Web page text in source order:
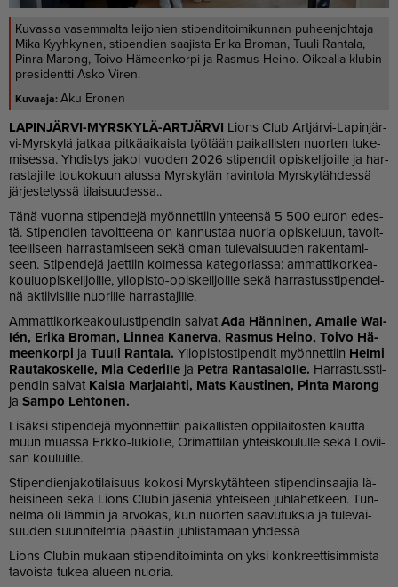
Kuvassa vasemmalta leijonien stipenditoimikunnan puheenjohtaja
Mika Kyyhkynen, stipendien saajista Erika Broman, Tuuli Rantala,
Pinra Marong, Toivo Hämeenkorpi ja Rasmus Heino. Oikealla klubin
presidentti Asko Viren.
Aku Eronen
LA­PIN­JÄR­VI-MYRS­KY­LÄ-ART­JÄR­VI Li­ons Club Art­jär­vi-La­pin­jär­
vi-Myrs­ky­lä jat­kaa pit­kä­ai­kais­ta työ­tään pai­kal­lis­ten nuor­ten tu­ke­
mi­ses­sa. Yh­dis­tys ja­koi vuo­den 2026 sti­pen­dit opis­ke­li­joil­le ja har­
ras­ta­jil­le tou­ko­kuun alus­sa Myrs­ky­län ra­vin­to­la Myrs­ky­täh­des­sä
jär­jes­te­tys­sä ti­lai­suu­des­sa..
Tänä vuon­na sti­pen­de­jä myön­net­tiin yh­teen­sä 5 500 eu­ron edes­
tä. Sti­pen­dien ta­voit­tee­na on kan­nus­taa nuo­ria opis­ke­luun, ta­voit­
teel­li­seen har­ras­ta­mi­seen sekä oman tu­le­vai­suu­den ra­ken­ta­mi­
seen. Sti­pen­de­jä ja­et­tiin kol­mes­sa ka­te­go­ri­as­sa: am­mat­ti­kor­ke­a­
kou­luo­pis­ke­li­joil­le, yli­o­pis­to-opis­ke­li­joil­le sekä har­ras­tus­s­ti­pen­dei­
nä ak­tii­vi­sil­le nuo­ril­le har­ras­ta­jil­le.
Am­mat­ti­kor­ke­a­kou­lus­ti­pen­din sai­vat Ada Hän­ni­nen, Ama­lie Wal­
lén, Eri­ka Bro­man, Lin­nea Ka­ner­va, Ras­mus Hei­no, Toi­vo Hä­
meen­kor­pi ja Tuu­li Ran­ta­la. Yli­o­pis­tos­ti­pen­dit myön­net­tiin Hel­mi
Rau­ta­kos­kel­le, Mia Ce­de­ril­le ja Pet­ra Ran­ta­sa­lol­le. Har­ras­tus­s­ti­
pen­din sai­vat Kais­la Mar­ja­lah­ti, Mats Kaus­ti­nen, Pin­ta Ma­rong
ja Sam­po Leh­to­nen.
Li­säk­si sti­pen­de­jä myön­net­tiin pai­kal­lis­ten op­pi­lai­tos­ten kaut­ta
muun mu­as­sa Erk­ko-lu­ki­ol­le, Ori­mat­ti­lan yh­teis­kou­lul­le sekä Lo­vii­
san kou­luil­le.
Sti­pen­dien­ja­ko­ti­lai­suus ko­ko­si Myrs­ky­täh­teen sti­pen­din­saa­jia lä­
hei­si­neen sekä Li­ons Clu­bin jä­se­niä yh­tei­seen juh­la­het­keen. Tun­
nel­ma oli läm­min ja ar­vo­kas, kun nuor­ten saa­vu­tuk­sia ja tu­le­vai­
suu­den suun­ni­tel­mia pääs­tiin juh­lis­ta­maan yh­des­sä
Li­ons Clu­bin mu­kaan sti­pen­di­toi­min­ta on yk­si konk­reet­ti­sim­mis­ta
ta­vois­ta tu­kea alu­een nuo­ria.